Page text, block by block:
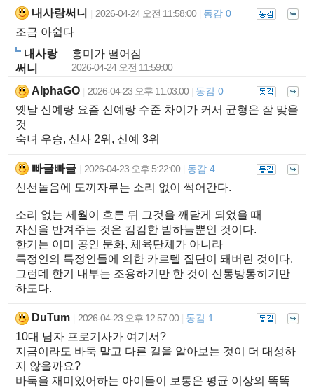
내사랑써니 2026-04-24 오전 11:58:00 동감 0
조금 아쉽다
내사랑
써니
흥미가 떨어짐
2026-04-24 오전 11:59:00
AIphaGO 2026-04-23 오후 11:03:00 동감 0
옛날 신예랑 요즘 신예랑 수준 차이가 커서 균형은 잘 맞을
것
숙녀 우승, 신사 2위, 신예 3위
빠글빠글 2026-04-23 오후 5:22:00 동감 4
신선놀음에 도끼자루는 소리 없이 썩어간다.
소리 없는 세월이 흐른 뒤 그것을 깨닫게 되었을 때
자신을 반겨주는 것은 캄캄한 밤하늘뿐인 것이다.
한기는 이미 공인 문화, 체육단체가 아니라
특정인의 특정인들에 의한 카르텔 집단이 돼버린 것이다.
그런데 한기 내부는 조용하기만 한 것이 신통방통히기만
하도다.
DuTum 2026-04-23 오후 12:57:00 동감 1
10대 남자 프로기사가 여기서?
지금이라도 바둑 말고 다른 길을 알아보는 것이 더 대성하
지 않을까요?
바둑을 재미있어하는 아이들이 보통은 평균 이상의 똑똑